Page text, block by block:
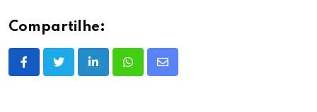
Compartilhe:
LinkedInWhatsappShare